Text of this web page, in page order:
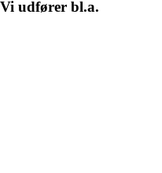
Vi udfører bl.a.